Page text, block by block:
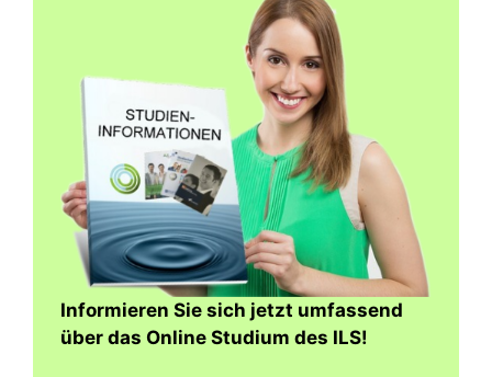
Informieren Sie sich jetzt umfassend
über das Online Studium des ILS!